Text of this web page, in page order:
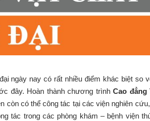
ngày nay có rất nhiều điểm khác biệt so
đây. Hoàn thành chương trìnhCao
còn có thể công tác tại các viện nghiên
tác trong các phòng khám – bệnh viện